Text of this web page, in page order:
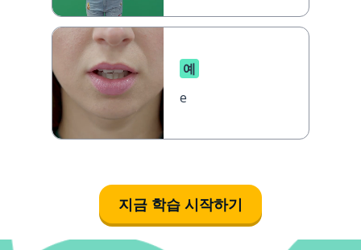
예
е
지금 학습 시작하기